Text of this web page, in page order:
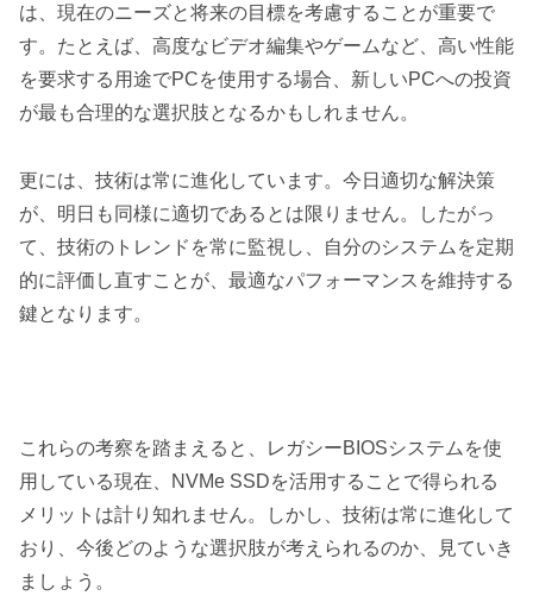
は、現在のニーズと将来の目標を考慮することが重要で
す。たとえば、高度なビデオ編集やゲームなど、高い性能
を要求する用途でPCを使用する場合、新しいPCへの投資
が最も合理的な選択肢となるかもしれません。
更には、技術は常に進化しています。今日適切な解決策
が、明日も同様に適切であるとは限りません。したがっ
て、技術のトレンドを常に監視し、自分のシステムを定期
的に評価し直すことが、最適なパフォーマンスを維持する
鍵となります。
これらの考察を踏まえると、レガシーBIOSシステムを使
用している現在、NVMe SSDを活用することで得られる
メリットは計り知れません。しかし、技術は常に進化して
おり、今後どのような選択肢が考えられるのか、見ていき
ましょう。